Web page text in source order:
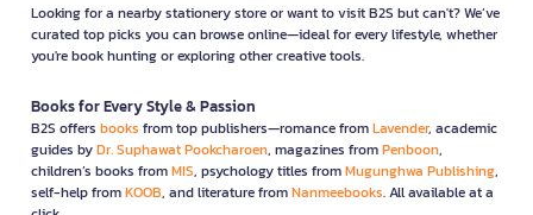
Looking for a nearby stationery store or want to visit B2S but can't? We’ve
curated top picks you can browse online—ideal for every lifestyle, whether
you're book hunting or exploring other creative tools.
Books for Every Style & Passion
B2S offers books from top publishers—romance fromLavender, academic
guides byDr. Suphawat Pookcharoen, magazines fromPenboon,
children’s books fromMIS, psychology titles fromMugunghwa Publishing,
self-help fromKOOB, and literature fromNanmeebooks. All available at a